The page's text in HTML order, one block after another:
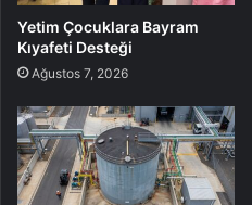
Yetim Çocuklara Bayram
Kıyafeti Desteği
Ağustos 7, 2026